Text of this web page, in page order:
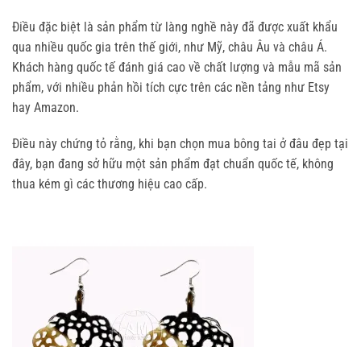
Điều đặc biệt là sản phẩm từ làng nghề này đã được xuất khẩu
qua nhiều quốc gia trên thế giới, như Mỹ, châu Âu và châu Á.
Khách hàng quốc tế đánh giá cao về chất lượng và mẫu mã sản
phẩm, với nhiều phản hồi tích cực trên các nền tảng như Etsy
hay Amazon.
Điều này chứng tỏ rằng, khi bạn chọn mua bông tai ở đâu đẹp tại
đây, bạn đang sở hữu một sản phẩm đạt chuẩn quốc tế, không
thua kém gì các thương hiệu cao cấp.